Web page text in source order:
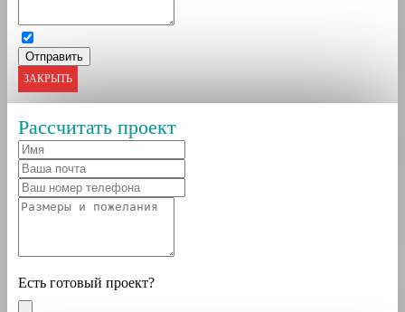
ЗАКРЫТЬ
Рассчитать проект
Есть готовый проект?